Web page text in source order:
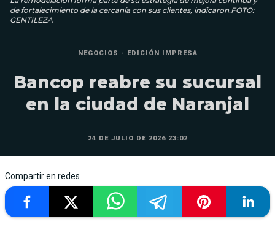
de fortalecimiento de la cercanía con sus clientes, indicaron.FOTO:
GENTILEZA
NEGOCIOS - EDICIÓN IMPRESA
Bancop reabre su sucursal
en la ciudad de Naranjal
24 DE JULIO DE 2026 23:02
Compartir en redes